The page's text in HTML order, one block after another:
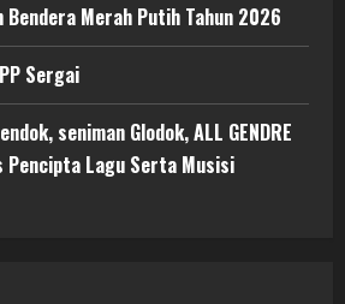
Bendera Merah Putih Tahun 2026
Sergai
seniman Glodok, ALL GENDRE
Pencipta Lagu Serta Musisi